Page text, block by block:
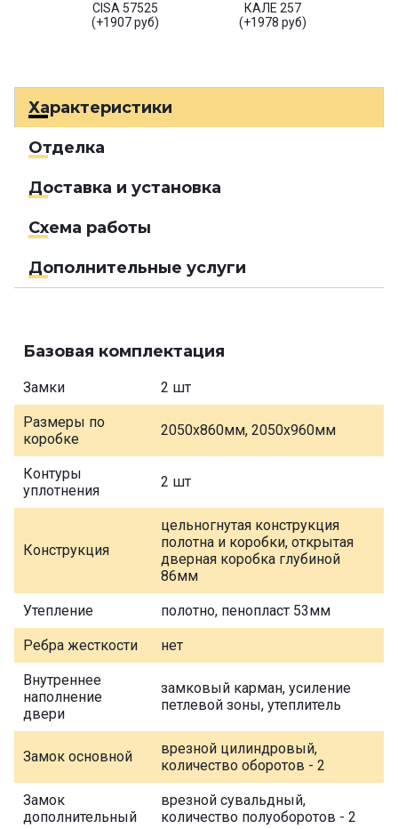
CISA 57525
(+1907 руб)
КАЛЕ 257
(+1978 руб)
Характеристики
Отделка
Доставка и установка
Схема работы
Дополнительные услуги
Базовая комплектация
Замки 2 шт
Размеры по
коробке
2050х860мм, 2050х960мм
Контуры
уплотнения
2 шт
Конструкция
цельногнутая конструкция
полотна и коробки, открытая
дверная коробка глубиной
86мм
Утепление полотно, пенопласт 53мм
Ребра жесткости нет
Внутреннее
наполнение
двери
замковый карман, усиление
петлевой зоны, утеплитель
Замок основной
врезной цилиндровый,
количество оборотов - 2
Замок
дополнительный
врезной сувальдный,
количество полуоборотов - 2